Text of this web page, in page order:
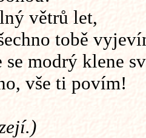
větrů let,
tobě
modrý klene
vše ti povím!